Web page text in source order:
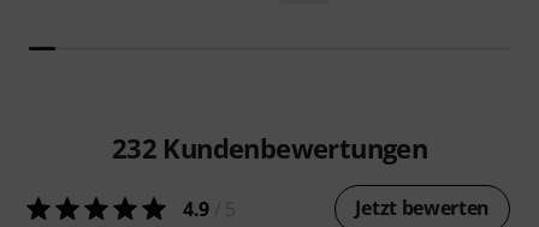
232 Kundenbewertungen
4.9 Jetzt bewerten